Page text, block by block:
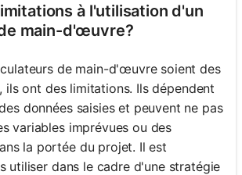
à l'utilisation d'un
main-d'œuvre?
de main-d'œuvre soient des
ils ont des limitations. Ils dépendent
données saisies et peuvent ne pas
variables imprévues ou des
la portée du projet. Il est
utiliser dans le cadre d'une stratégie